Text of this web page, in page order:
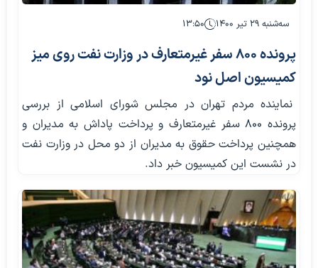
سه‌شنبه ۲۹ تیر ۱۴۰۰ ۱۳:۵۰
پرونده 800 سفر غیرمتعارف در وزارت نفت روی میز
کمیسیون اصل نود
نماینده مردم تهران در مجلس شورای اسلامی از بررسی
پرونده 800 سفر غیرمتعارف و پرداخت پاداش به مدیران و
همچنین پرداخت حقوق به مدیران از دو محل در وزارت نفت
در نشست این کمیسیون خبر داد.